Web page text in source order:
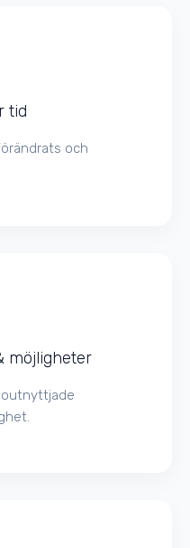
tid
och
möjligheter
outnyttjade